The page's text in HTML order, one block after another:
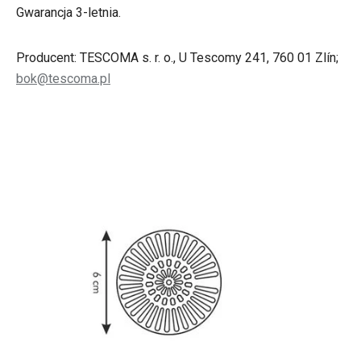
Gwarancja 3-letnia.
Producent: TESCOMA s. r. o., U Tescomy 241, 760 01 Zlín;
bok@tescoma.pl